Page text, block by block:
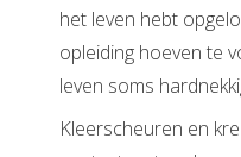
het leven hebt
opleiding hoeven te
leven soms
Kleerscheuren en